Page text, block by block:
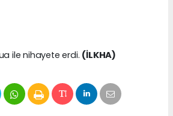
ile nihayete erdi. (İLKHA)